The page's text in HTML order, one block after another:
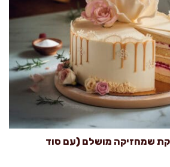
שמחזיקה מושלם (עם סוד